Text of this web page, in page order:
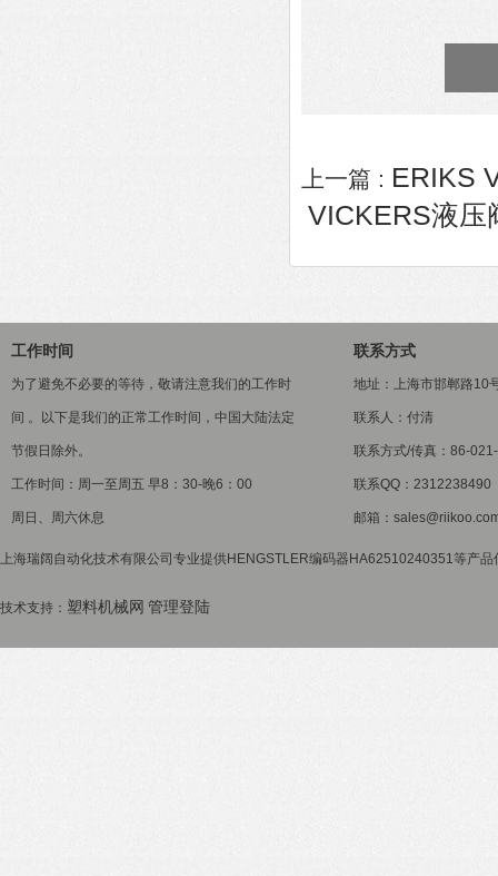
上一篇 : ERIKS
VICKERS液压
工作时间
为了避免不必要的等待，敬请注意我们的工作时
间 。以下是我们的正常工作时间，中国大陆法定
节假日除外。
工作时间：周一至周五 早8：30-晚6：00
周日、周六休息
联系方式
地址：上海市邯郸路10
联系人：付清
联系方式/传真：86-
联系QQ：2312238490
邮箱：
上海瑞阔自动化技术有限公司专业提供HENGSTLER编码器HA62510240351等产
技术支持： 塑料机械网 管理登陆